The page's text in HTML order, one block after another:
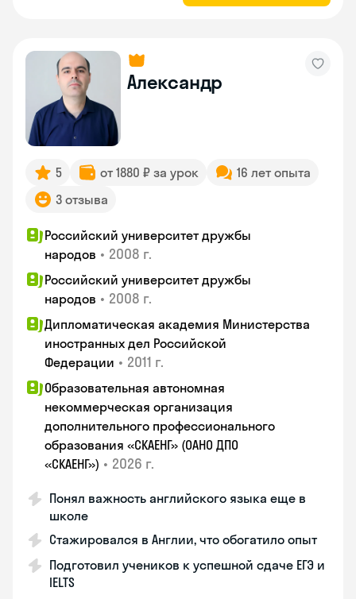
Александр
5 от 1880 ₽ за урок
16 лет опыта
3 отзыва
Российский университет дружбы
народов • 2008 г.
Российский университет дружбы
народов • 2008 г.
Дипломатическая академия Министерства
иностранных дел Российской
Федерации • 2011 г.
Образовательная автономная
некоммерческая организация
дополнительного профессионального
образования «СКАЕНГ» (ОАНО ДПО
«СКАЕНГ») • 2026 г.
Понял важность английского языка еще в
школе
Стажировался в Англии, что обогатило опыт
Подготовил учеников к успешной сдаче ЕГЭ и
IELTS